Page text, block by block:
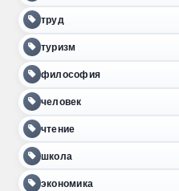
труд
туризм
философия
человек
чтение
школа
экономика